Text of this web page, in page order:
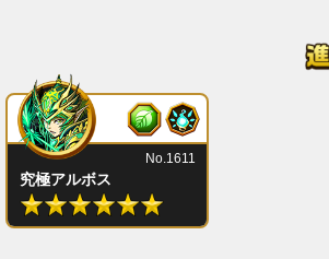
究極アルボス
No.1611